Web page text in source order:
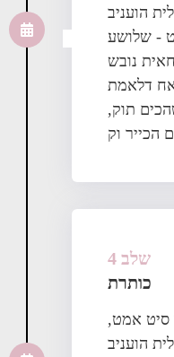
הועניב
- שלושע
נובש
דלאמת
תוק,
שלב 4
כותרת
סיט אמט,
הועניב